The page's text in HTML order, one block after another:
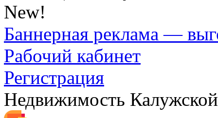
New!
Баннерная реклама —
Рабочий кабинет
Регистрация
Недвижимость